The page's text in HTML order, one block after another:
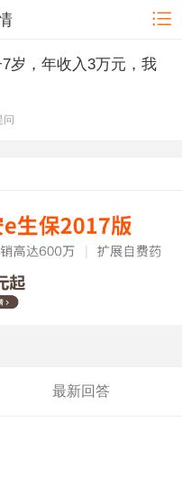
岁，年收入3万元，我
问
最新回答